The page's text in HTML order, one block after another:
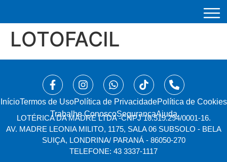
LOTOFACIL
Início⁠Termos de UsoPolítica de PrivacidadePolítica de Cookies
Trabalhe ConoscoSegurançaAjuda
LOTÉRICA DA MADRE LTDA -CNPJ 10.519.294/0001-16.
AV. MADRE LEONIA MILITO, 1175, SALA 06 SUBSOLO - BELA
SUIÇA, LONDRINA/ PARANÁ - 86050-270
TELEFONE: 43 3337-1117